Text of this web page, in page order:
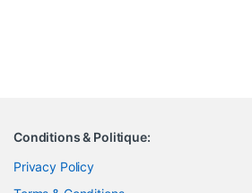
Conditions & Politique:
Privacy Policy